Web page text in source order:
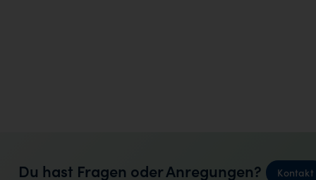
Du hast Fragen oder Anregungen? Kontakt